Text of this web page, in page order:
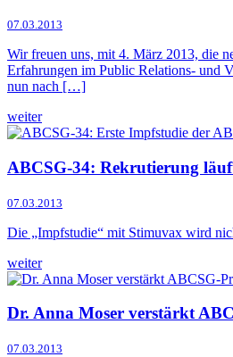
07.03.2013
Wir freuen uns, mit 4. März 2013, die
Erfahrungen im Public Relations- und
nun nach […]
weiter
ABCSG-34: Rekrutierung
07.03.2013
Die „Impfstudie“ mit Stimuvax wird
weiter
Dr. Anna Moser verstärkt
07.03.2013